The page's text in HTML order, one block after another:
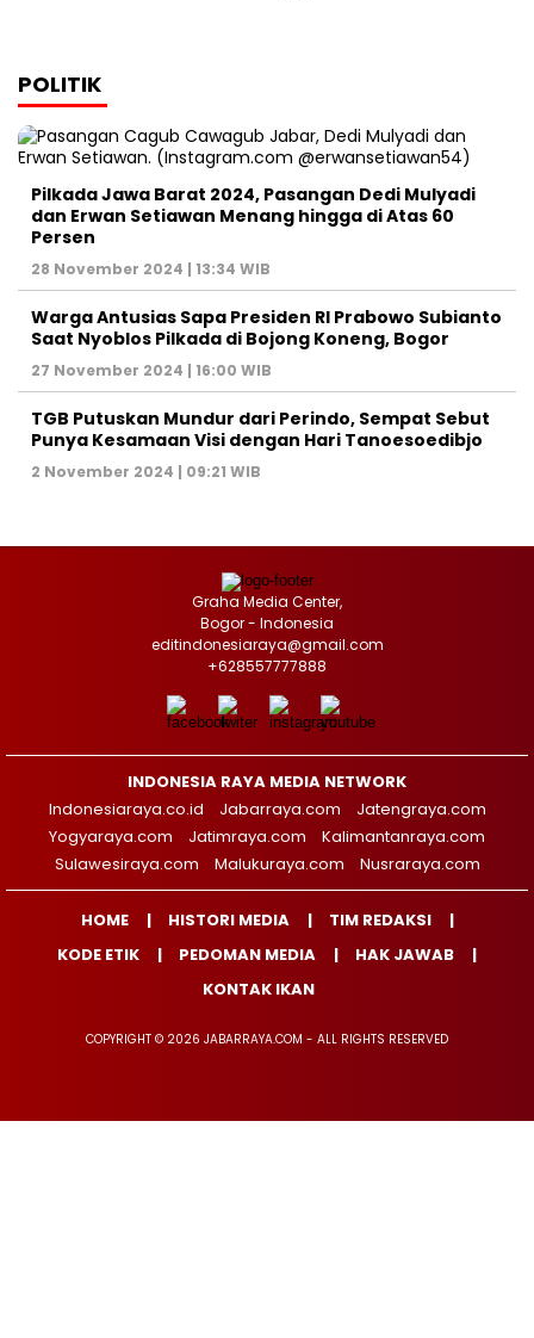
POLITIK
Pilkada Jawa Barat 2024, Pasangan Dedi Mulyadi
dan Erwan Setiawan Menang hingga di Atas 60
Persen
28 November 2024 | 13:34 WIB
Warga Antusias Sapa Presiden RI Prabowo Subianto
Saat Nyoblos Pilkada di Bojong Koneng, Bogor
27 November 2024 | 16:00 WIB
TGB Putuskan Mundur dari Perindo, Sempat Sebut
Punya Kesamaan Visi dengan Hari Tanoesoedibjo
2 November 2024 | 09:21 WIB
Graha Media Center,
Bogor - Indonesia
editindonesiaraya@gmail.com
+628557777888
INDONESIA RAYA MEDIA NETWORK
Indonesiaraya.co.id
Jabarraya.com
Jatengraya.com
Yogyaraya.com
Jatimraya.com
Kalimantanraya.com
Sulawesiraya.com
Malukuraya.com Nusraraya.com
HOME HISTORI MEDIA
TIM REDAKSI
KODE ETIK
PEDOMAN MEDIA
HAK JAWAB
KONTAK IKAN
COPYRIGHT © 2026 JABARRAYA.COM - ALL RIGHTS RESERVED